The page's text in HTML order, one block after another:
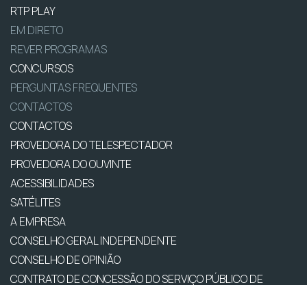
RTP PLAY
EM DIRETO
REVER PROGRAMAS
CONCURSOS
PERGUNTAS FREQUENTES
CONTACTOS
CONTACTOS
PROVEDORA DO TELESPECTADOR
PROVEDORA DO OUVINTE
ACESSIBILIDADES
SATÉLITES
A EMPRESA
CONSELHO GERAL INDEPENDENTE
CONSELHO DE OPINIÃO
CONTRATO DE CONCESSÃO DO SERVIÇO PÚBLICO DE